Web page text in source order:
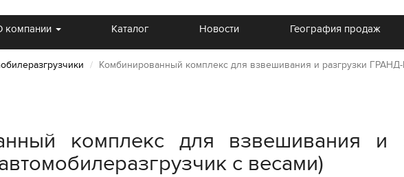
компании Каталог Новости География продаж
Комбинированный комплекс для взвешивания и разгрузки
комплекс для взвешивания и
с весами)